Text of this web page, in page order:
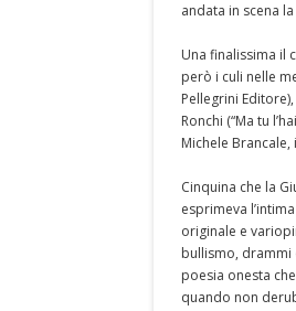
andata in scena
Una finalissima il
però i culi nelle
Pellegrini
Ronchi (“Ma tu
Michele
Cinquina che la
esprimeva
originale e
bullismo, drammi
poesia onesta
quando non